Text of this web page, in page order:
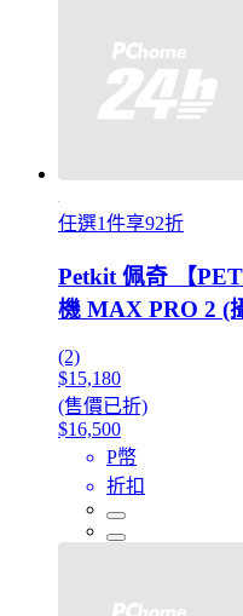
任選1件享92折
Petkit 佩奇 【
機 MAX PRO 2 (
(2)
$15,180
(售價已折)
$16,500
P幣
折扣